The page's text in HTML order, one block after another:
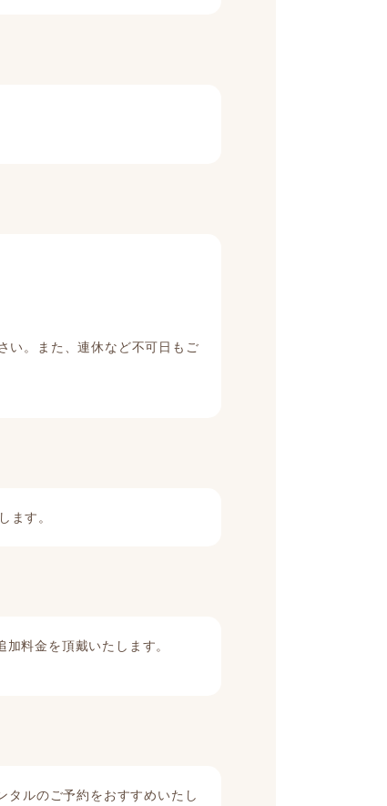
い。また、連休など不可日もご
ます。
料金を頂戴いたします。
タルのご予約をおすすめいたし